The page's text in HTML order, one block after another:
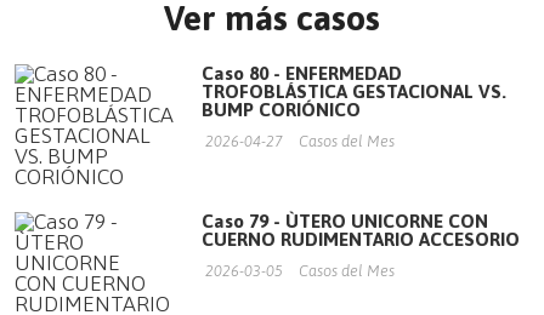
Ver más casos
Caso 80 - ENFERMEDAD
TROFOBLÁSTICA GESTACIONAL VS.
BUMP CORIÓNICO
2026-04-27 Casos del Mes
Caso 79 - ÙTERO UNICORNE CON
CUERNO RUDIMENTARIO ACCESORIO
2026-03-05 Casos del Mes